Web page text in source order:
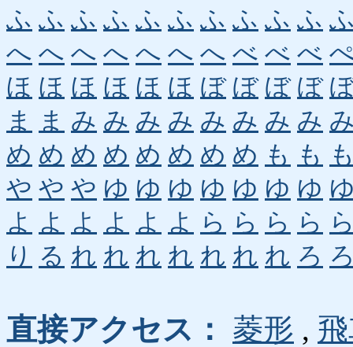
ふ ふ ふ ふ ふ ふ ふ ふ ふ ふ
へ へ へ へ へ へ へ べ べ べ
ほ ほ ほ ほ ほ ほ ぼ ぼ ぼ ぼ
ま
ま み み み み み み み み
め め め め め め め め も も
や や や ゆ ゆ ゆ ゆ ゆ ゆ ゆ
よ よ よ よ よ よ ら ら ら ら
り る れ れ れ れ れ れ れ ろ
直接アクセス： 菱形 ,